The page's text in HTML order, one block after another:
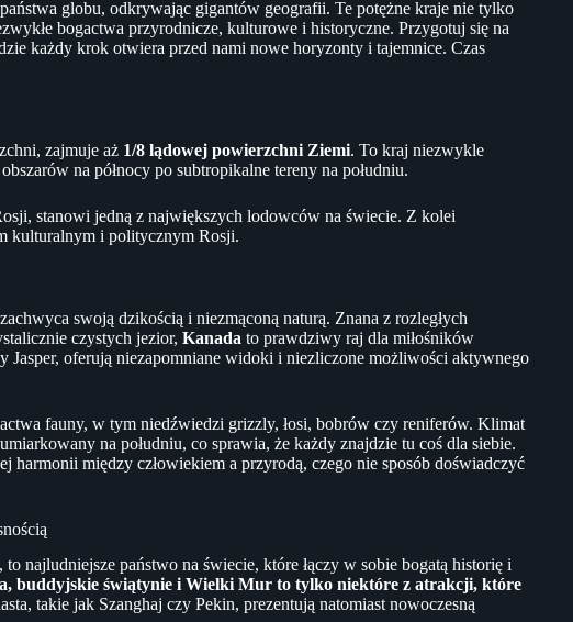
globu, odkrywając gigantów geografii. Te potężne kraje nie tylko
bogactwa przyrodnicze, kulturowe i historyczne. Przygotuj się na
każdy krok otwiera przed nami nowe horyzonty i tajemnice. Czas
zajmuje aż 1/8 lądowej powierzchni Ziemi. To kraj niezwykle
na północy po subtropikalne tereny na południu.
stanowi jedną z największych lodowców na świecie. Z kolei
kulturalnym i politycznym Rosji.
swoją dzikością i niezmąconą naturą. Znana z rozległych
czystych jezior, Kanada to prawdziwy raj dla miłośników
Jasper, oferują niezapomniane widoki i niezliczone możliwości aktywnego
fauny, w tym niedźwiedzi grizzly, łosi, bobrów czy reniferów. Klimat
na południu, co sprawia, że każdy znajdzie tu coś dla siebie.
harmonii między człowiekiem a przyrodą, czego nie sposób doświadczyć
najludniejsze państwo na świecie, które łączy w sobie bogatą historię i
buddyjskie świątynie i Wielki Mur to tylko niektóre z atrakcji, które
takie jak Szanghaj czy Pekin, prezentują natomiast nowoczesną